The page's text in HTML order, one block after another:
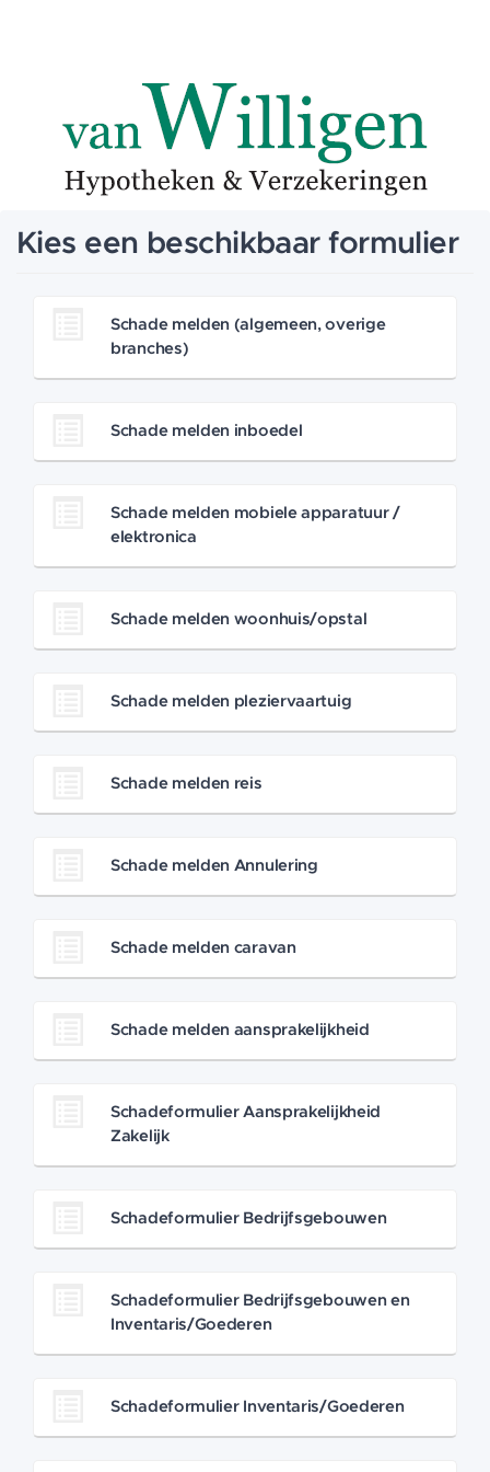
Kies een beschikbaar formulier
Schade melden (algemeen, overige
branches)
Schade melden inboedel
Schade melden mobiele apparatuur /
elektronica
Schade melden woonhuis/opstal
Schade melden pleziervaartuig
Schade melden reis
Schade melden Annulering
Schade melden caravan
Schade melden aansprakelijkheid
Schadeformulier Aansprakelijkheid
Zakelijk
Schadeformulier Bedrijfsgebouwen
Schadeformulier Bedrijfsgebouwen en
Inventaris/Goederen
Schadeformulier Inventaris/Goederen